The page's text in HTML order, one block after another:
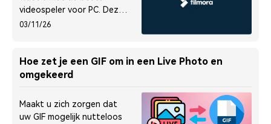
videospeler voor PC. Deze
gids legt de top 10
03/11/26
Hoe zet je een GIF om in een Live Photo en
omgekeerd
Maakt u zich zorgen dat
uw GIF mogelijk nutteloos